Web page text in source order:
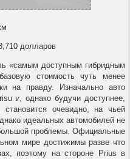
долларов
«самым доступным гибридным
стоимость чуть менее
на правду. Изначально авто
v, однако будучи доступнее,
очевидно, на чьей
идеальных автомобилей не
проблемы. Официальные
мире достижимы разве что
поэтому на стороне Prius в